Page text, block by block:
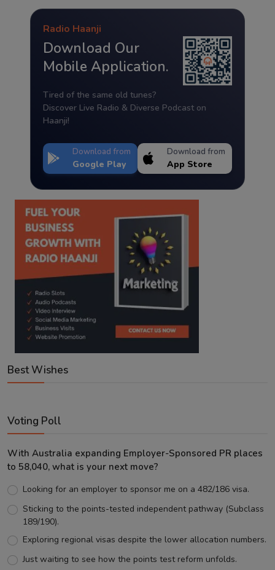
Radio Haanji
Download Our
Mobile Application.
Tired of the same old tunes?
Discover Live Radio & Diverse Podcast on
Haanji!
Download from
Google Play
Download from
App Store
Best Wishes
Voting Poll
With Australia expanding Employer-Sponsored PR places
to 58,040, what is your next move?
Looking for an employer to sponsor me on a 482/186 visa.
Sticking to the points-tested independent pathway (Subclass
189/190).
Exploring regional visas despite the lower allocation numbers.
Just waiting to see how the points test reform unfolds.